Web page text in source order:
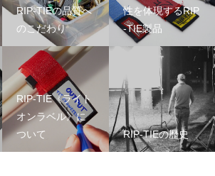
RIP-TIEの品質へ
のこだわり
性を体現するRIP
-TIE製品
RIP-TIE《ライト
オンラベル》に
ついて
RIP-TIEの歴史